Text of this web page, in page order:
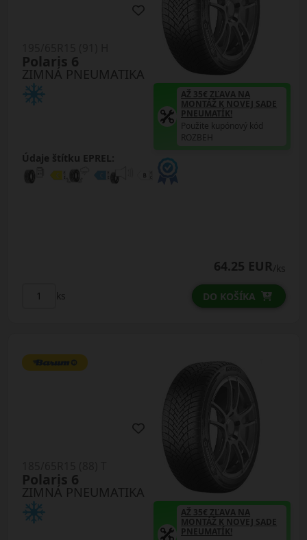
ZIMNÁ PNEUMATIKA
Polaris 6
Údaje štítku EPREL:
AŽ 35€ ZĽAVA NA
MONTÁŽ K NOVEJ SADE
PNEUMATÍK!
Použite kupónový kód
ROZBEH
64.25 EUR/ks
ks DO KOŠÍKA
ZIMNÁ PNEUMATIKA
Polaris 6
AŽ 35€ ZĽAVA NA
MONTÁŽ K NOVEJ SADE
PNEUMATÍK!